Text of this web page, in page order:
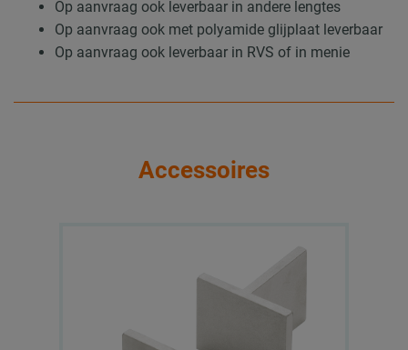
Op aanvraag ook leverbaar in andere lengtes
Op aanvraag ook met polyamide glijplaat leverbaar
Op aanvraag ook leverbaar in RVS of in menie
Accessoires